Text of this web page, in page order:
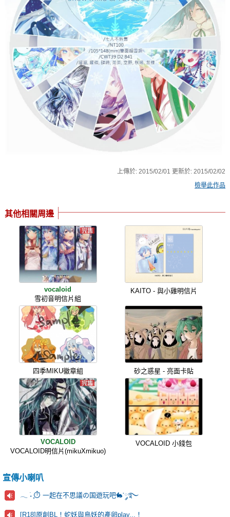
上傳於: 2015/02/01 更新於: 2015/02/02
檢舉此作品
其他相關周邊
vocaloid
雪初音明信片組
KAITO - 與小雞明信片
四季MIKU徽章組 砂之惑星 - 亮面卡貼
VOCALOID
VOCALOID明信片(mikuXmikuo)
VOCALOID 小錢包
宣傳小喇叭
𓂃 ࣪˖ ִֶָ⏱️ 一起在不思議の国遊玩吧🐇་༘࿐
[R18]原創BL！蛇妖與鳥妖的產卵play...！